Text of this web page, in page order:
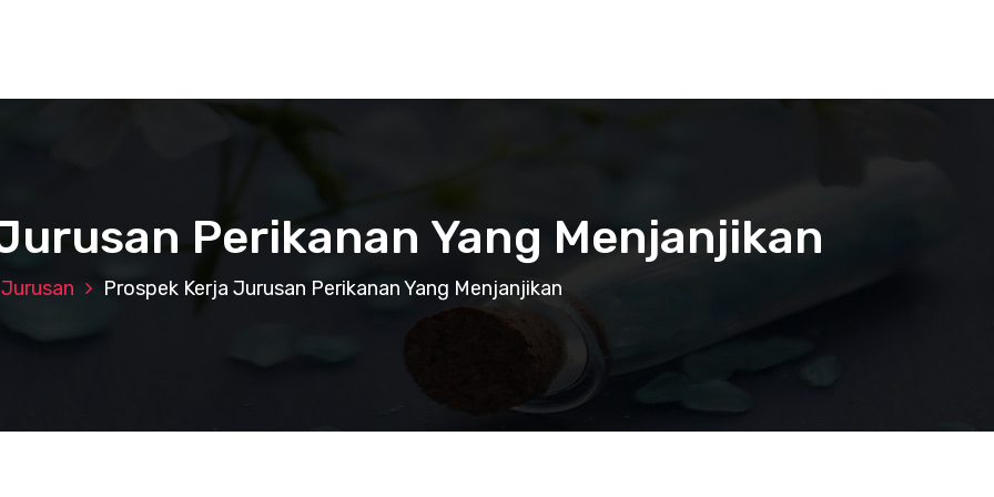
Perikanan Yang Menjanjikan
Jurusan Prospek Kerja Jurusan Perikanan Yang Menjanjikan